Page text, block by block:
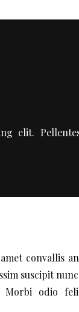
elit.
convallis
suscipit
odio